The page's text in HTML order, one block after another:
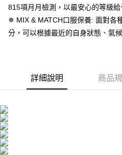
３．未成年的使用者請事先徵得法定代
任。
４．使用「AFTEE先享後付」時，將依
宅配
每筆NT$100，滿NT$600(含以上)
海外配送
815項月月檢測，以最安心的等級給
✵ MIX & MATCH口服保養: 面對各
分，可以根據最近的自身狀態、氣
詳細說明 商品